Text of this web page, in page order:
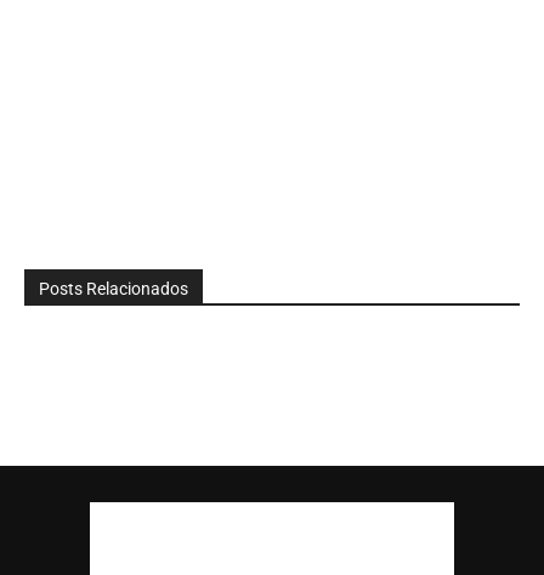
Posts Relacionados